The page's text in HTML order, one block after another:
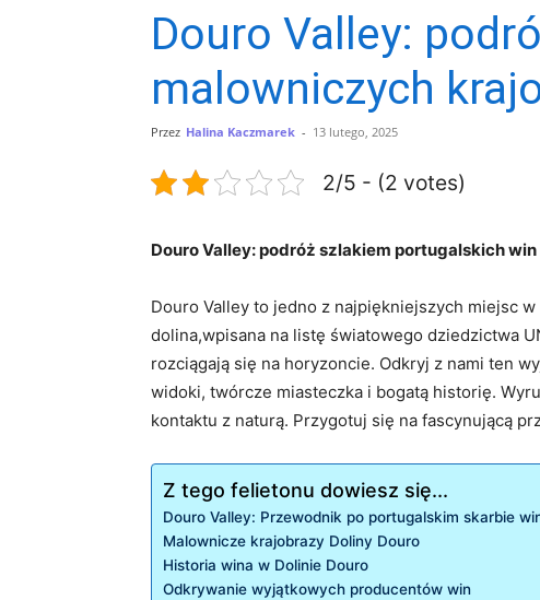
Douro Valley:
malowniczych
Przez Halina Kaczmarek - 13 lutego, 2025
2/5 - (2 votes)
Douro⁣ Valley: podróż‍ szlakiem portugalskich‌
Douro Valley to jedno z⁢ najpiękniejszych miejsc
dolina,wpisana na listę światowego dziedzictwa
rozciągają się na horyzoncie. ‌Odkryj ⁣z nami ten
widoki, twórcze ‍miasteczka i bogatą ⁤historię.
⁣kontaktu z naturą. Przygotuj się na fascynującą
Z tego felietonu dowiesz się...
Douro ‍Valley: Przewodnik po portugalskim ⁢skarbie⁤
Malownicze krajobrazy Doliny ​Douro
Historia⁤ wina w⁤ Dolinie Douro
Odkrywanie wyjątkowych⁢ producentów win